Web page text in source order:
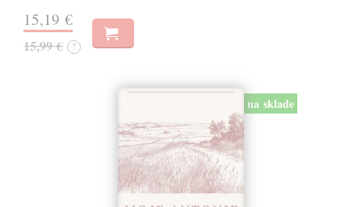
15,19 €
15,99 € ?
na sklade